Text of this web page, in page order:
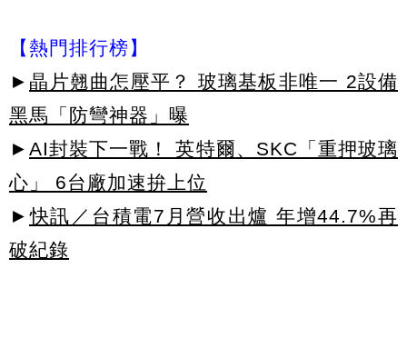
【熱門排行榜】
► 晶片翹曲怎壓平？ 玻璃基板非唯一 2設備
黑馬「防彎神器」曝
► AI封裝下一戰！ 英特爾、SKC「重押玻璃
心」 6台廠加速拚上位
► 快訊／台積電7月營收出爐 年增44.7%再
破紀錄